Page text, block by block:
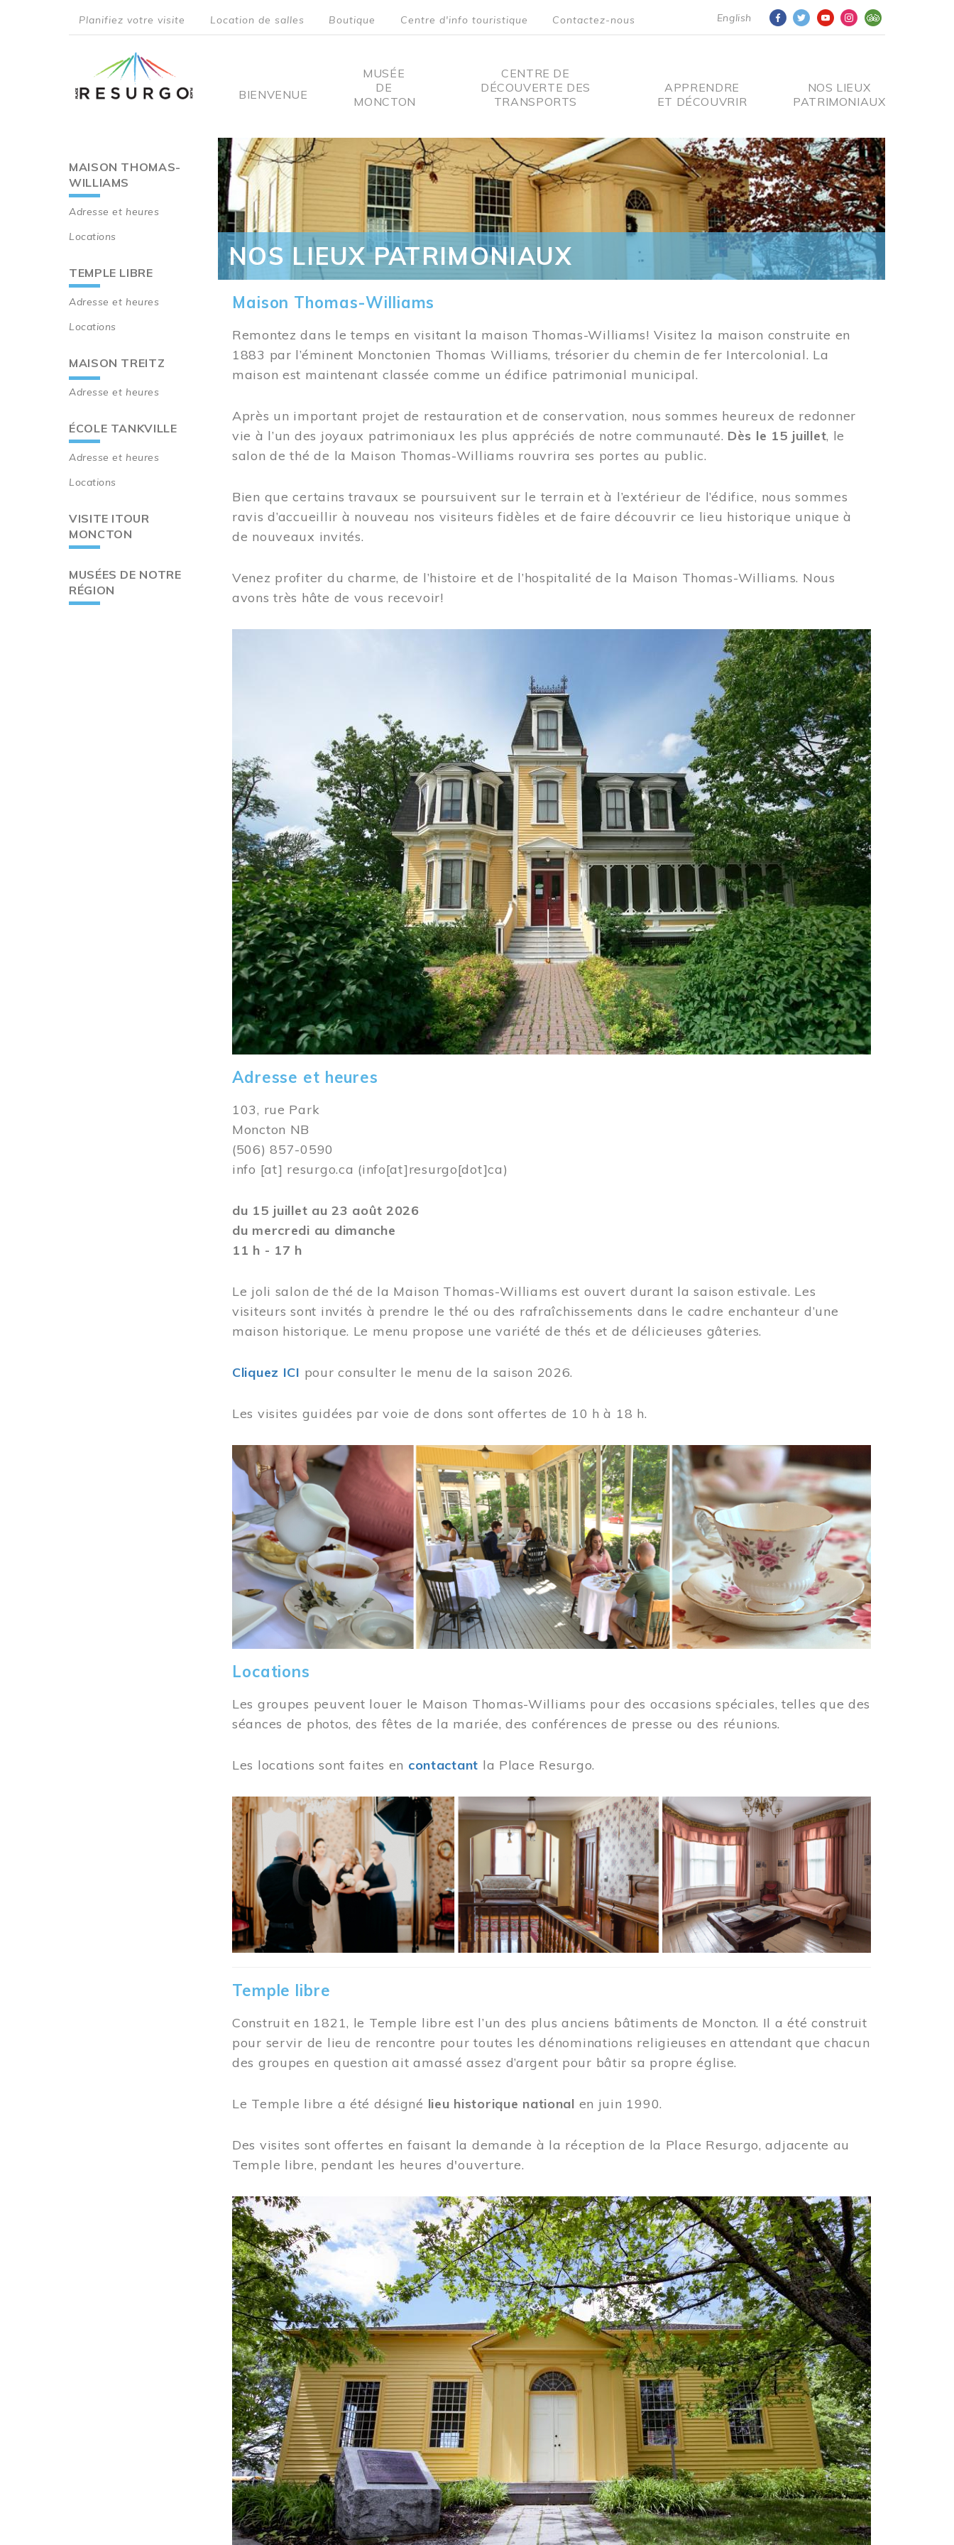
English
menu
Planifiez votre visite Location de salles Boutique Centre d'info touristique Contactez-nous
Main
BIENVENUE
MUSÉE
DE
MONCTON
CENTRE DE
DÉCOUVERTE DES
TRANSPORTS
APPRENDRE
ET DÉCOUVRIR
NOS LIEUX
PATRIMONIAUX
Main
navigation
MAISON THOMAS-
WILLIAMS
Adresse et heures
Locations
TEMPLE LIBRE
Adresse et heures
Locations
MAISON TREITZ
Adresse et heures
ÉCOLE TANKVILLE
Adresse et heures
Locations
VISITE ITOUR
MONCTON
MUSÉES DE NOTRE
RÉGION
NOS LIEUX PATRIMONIAUX
Maison Thomas-Williams
Remontez dans le temps en visitant la maison Thomas-Williams! Visitez la maison construite en
1883 par l’éminent Monctonien Thomas Williams, trésorier du chemin de fer Intercolonial. La
maison est maintenant classée comme un édifice patrimonial municipal.
Après un important projet de restauration et de conservation, nous sommes heureux de redonner
vie à l’un des joyaux patrimoniaux les plus appréciés de notre communauté. Dès le 15 juillet, le
salon de thé de la Maison Thomas-Williams rouvrira ses portes au public.
Bien que certains travaux se poursuivent sur le terrain et à l’extérieur de l’édifice, nous sommes
ravis d’accueillir à nouveau nos visiteurs fidèles et de faire découvrir ce lieu historique unique à
de nouveaux invités.
Venez profiter du charme, de l’histoire et de l’hospitalité de la Maison Thomas-Williams. Nous
avons très hâte de vous recevoir!
Adresse et heures
103, rue Park
Moncton NB
(506) 857-0590
info [at] resurgo.ca (info[at]resurgo[dot]ca)
du 15 juillet au 23 août 2026
du mercredi au dimanche
11 h - 17 h
Le joli salon de thé de la Maison Thomas-Williams est ouvert durant la saison estivale. Les
visiteurs sont invités à prendre le thé ou des rafraîchissements dans le cadre enchanteur d’une
maison historique. Le menu propose une variété de thés et de délicieuses gâteries.
Cliquez ICI pour consulter le menu de la saison 2026.
Les visites guidées par voie de dons sont offertes de 10 h à 18 h.
Image
Locations
Les groupes peuvent louer le Maison Thomas-Williams pour des occasions spéciales, telles que des
séances de photos, des fêtes de la mariée, des conférences de presse ou des réunions.
Les locations sont faites en contactant la Place Resurgo.
Image
Temple libre
Construit en 1821, le Temple libre est l’un des plus anciens bâtiments de Moncton. Il a été construit
pour servir de lieu de rencontre pour toutes les dénominations religieuses en attendant que chacun
des groupes en question ait amassé assez d’argent pour bâtir sa propre église.
Le Temple libre a été désigné lieu historique national en juin 1990.
Des visites sont offertes en faisant la demande à la réception de la Place Resurgo, adjacente au
Temple libre, pendant les heures d'ouverture.
Image